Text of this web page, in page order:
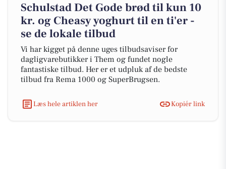
Schulstad Det Gode brød til kun 10
kr. og Cheasy yoghurt til en ti'er -
se de lokale tilbud
Vi har kigget på denne uges tilbudsaviser for
dagligvarebutikker i Them og fundet nogle
fantastiske tilbud. Her er et udpluk af de bedste
tilbud fra Rema 1000 og SuperBrugsen.
Læs hele artiklen her Kopiér link